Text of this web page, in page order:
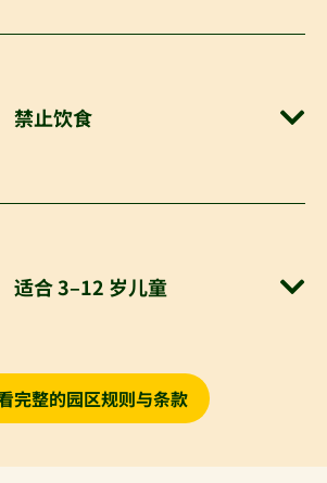
禁止饮食
适合 3–12 岁儿童
完整的园区规则与条款